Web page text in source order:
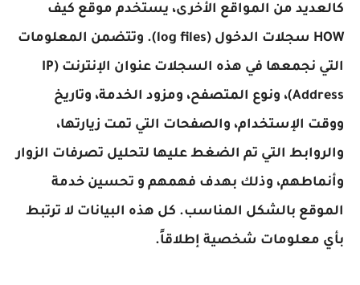
من المواقع الأخرى، يستخدم موقع كيف
HOW سجلات الدخول (log files). وتتضمن المعلومات
التي نجمعها في هذه السجلات عنوان الإنترنت (IP
Address)، ونوع المتصفح، ومزود الخدمة، وتاريخ
الإستخدام، والصفحات التي تمت زيارتها،
التي تم الضغط عليها لتحليل تصرفات الزوار
وذلك بهدف فهمهم و تحسين خدمة
بالشكل المناسب. كل هذه البيانات لا ترتبط
معلومات شخصية إطلاقاً.